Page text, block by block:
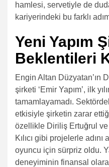
hamlesi, servetiyle de
kariyerindeki bu farklı
Yeni Yapım
Beklentileri
Engin Altan Düzyatan’ın
şirketi ‘Emir Yapım’, ilk
tamamlayamadı.
etkisiyle şirketin zarar
özellikle Diriliş Ertuğrul
Kılıcı gibi projelerle adını
oyuncu için sürpriz oldu.
deneyiminin finansal